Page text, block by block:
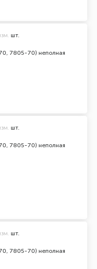
7805-70) неполная
шт.
7805-70) неполная
шт.
7805-70) неполная
шт.